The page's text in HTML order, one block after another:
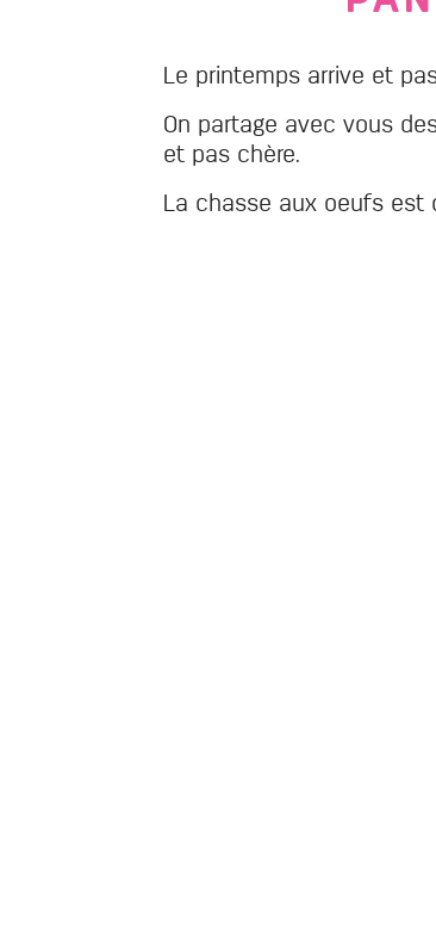
Le printemps arrive et
On partage avec vous
et pas chère.
La chasse aux oeufs est